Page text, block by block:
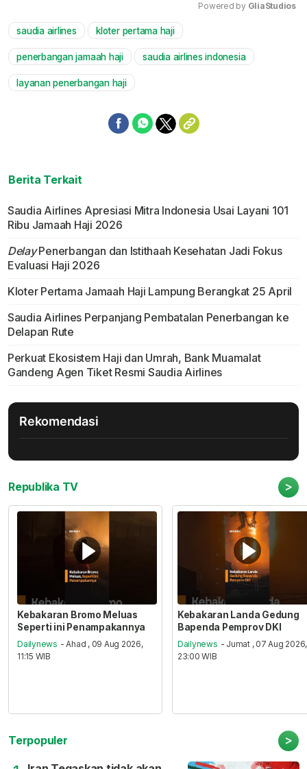
Powered by GliaStudios
saudia airlines kloter pertama haji
penerbangan jamaah haji saudia airlines indonesia
layanan penerbangan haji
Berita Terkait
Saudia Airlines Apresiasi Mitra Indonesia Usai Layani 101
Ribu Jamaah Haji 2026
DelayPenerbangan dan Istithaah Kesehatan Jadi Fokus
Evaluasi Haji 2026
Kloter Pertama Jamaah Haji Lampung Berangkat 25 April
Saudia Airlines Perpanjang Pembatalan Penerbangan ke
Delapan Rute
Perkuat Ekosistem Haji dan Umrah, Bank Muamalat
Gandeng Agen Tiket Resmi Saudia Airlines
Rekomendasi
Republika TV >
Kebakaran Bromo Meluas
Seperti ini Penampakannya
Dailynews - Ahad , 09 Aug 2026,
11:15 WIB
Kebakaran Landa Gedung
Bapenda Pemprov DKI
Dailynews - Jumat , 07 Aug 2026,
23:00 WIB
Terpopuler >